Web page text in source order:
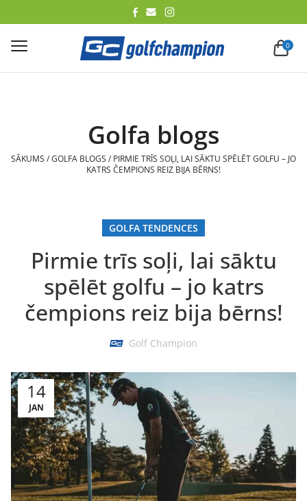
0
Golfa blogs
SĀKUMS /GOLFA BLOGS / PIRMIE TRĪS SOĻI, LAI SĀKTU SPĒLĒT GOLFU – JO
KATRS ČEMPIONS REIZ BIJA BĒRNS!
GOLFA TENDENCES
Pirmie trīs soļi, lai sāktu
spēlēt golfu – jo katrs
čempions reiz bija bērns!
Golf Champion
14
JAN